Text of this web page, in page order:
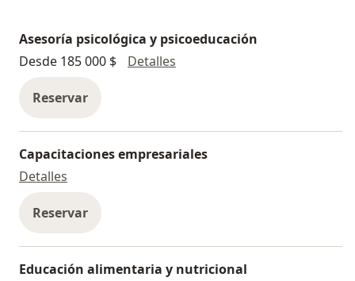
Asesoría psicológica y psicoeducación
Desde 185 000 $
Detalles
Reservar
Capacitaciones empresariales
Detalles
Reservar
Educación alimentaria y nutricional